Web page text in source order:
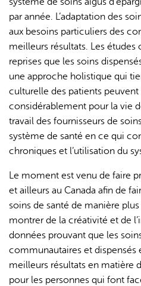
par année. L’adaptation des
aux besoins particuliers des
meilleurs résultats. Les
reprises que les soins
une approche holistique qui
culturelle des patients
considérablement pour la vie
travail des fournisseurs de
système de santé en ce qui
chroniques et l’utilisation du
Le moment est venu de faire
et ailleurs au Canada afin de
soins de santé de manière
montrer de la créativité et de
données prouvant que les
communautaires et dispensés
meilleurs résultats en matière
pour les personnes qui font